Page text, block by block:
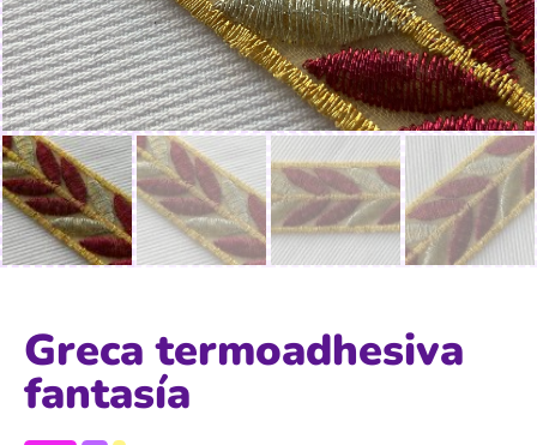
Greca termoadhesiva
fantasía